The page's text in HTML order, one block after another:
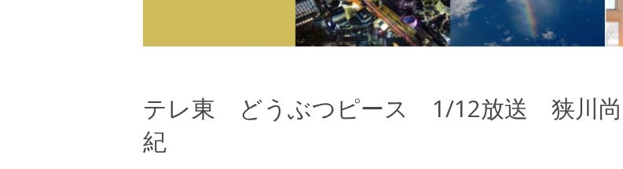
テレ東 どうぶつピース 1/12放送 狭川尚
紀